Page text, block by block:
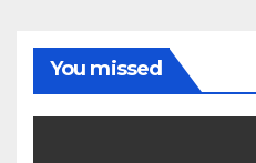
You missed